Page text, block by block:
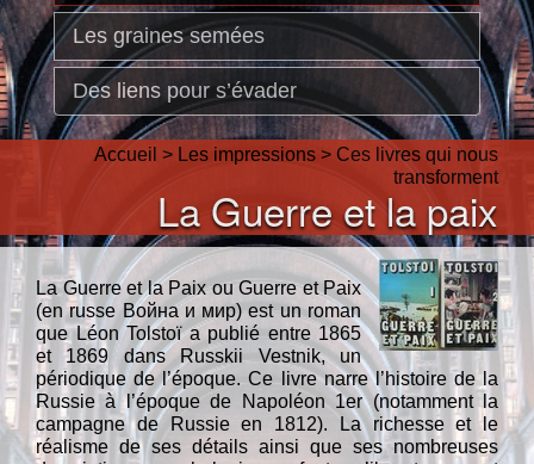
Les graines semées
Des liens pour s’évader
Accueil > Les impressions > Ces livres qui nous
transforment
La Guerre et la paix
La Guerre et la Paix ou Guerre et Paix
(en russe Война и мир) est un roman
que Léon Tolstoï a publié entre 1865
et 1869 dans Russkii Vestnik, un
périodique de l’époque. Ce livre narre l’histoire de la
Russie à l’époque de Napoléon 1er (notamment la
campagne de Russie en 1812). La richesse et le
réalisme de ses détails ainsi que ses nombreuses